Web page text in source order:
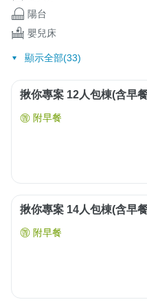
陽台
嬰兒床
顯示全部(33)
揪你專案 12人包棟(含早
附早餐
揪你專案 14人包棟(含早
附早餐